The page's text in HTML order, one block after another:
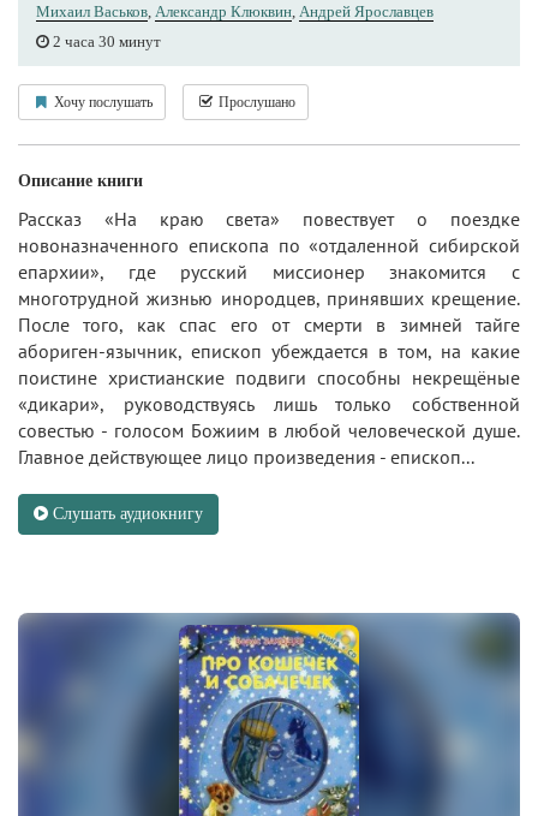
Михаил Васьков, Александр Клюквин, Андрей Ярославцев
2 часа 30 минут
Хочу послушать Прослушано
Описание книги
Рассказ «На краю света» повествует о поездке
новоназначенного епископа по «отдаленной сибирской
епархии», где русский миссионер знакомится с
многотрудной жизнью инородцев, принявших крещение.
После того, как спас его от смерти в зимней тайге
абориген-язычник, епископ убеждается в том, на какие
поистине христианские подвиги способны некрещёные
«дикари», руководствуясь лишь только собственной
совестью - голосом Божиим в любой человеческой душе.
Главное действующее лицо произведения - епископ...
Слушать аудиокнигу